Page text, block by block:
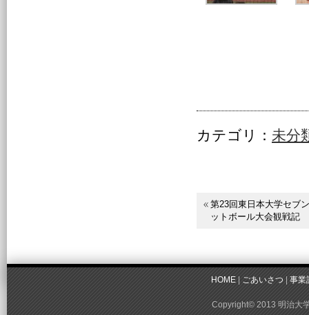
カテゴリ： 未分
第23回東日本大学セブ
ットボール大会観戦記
HOME| ごあいさつ 事業
Copyright© 2013 明治大